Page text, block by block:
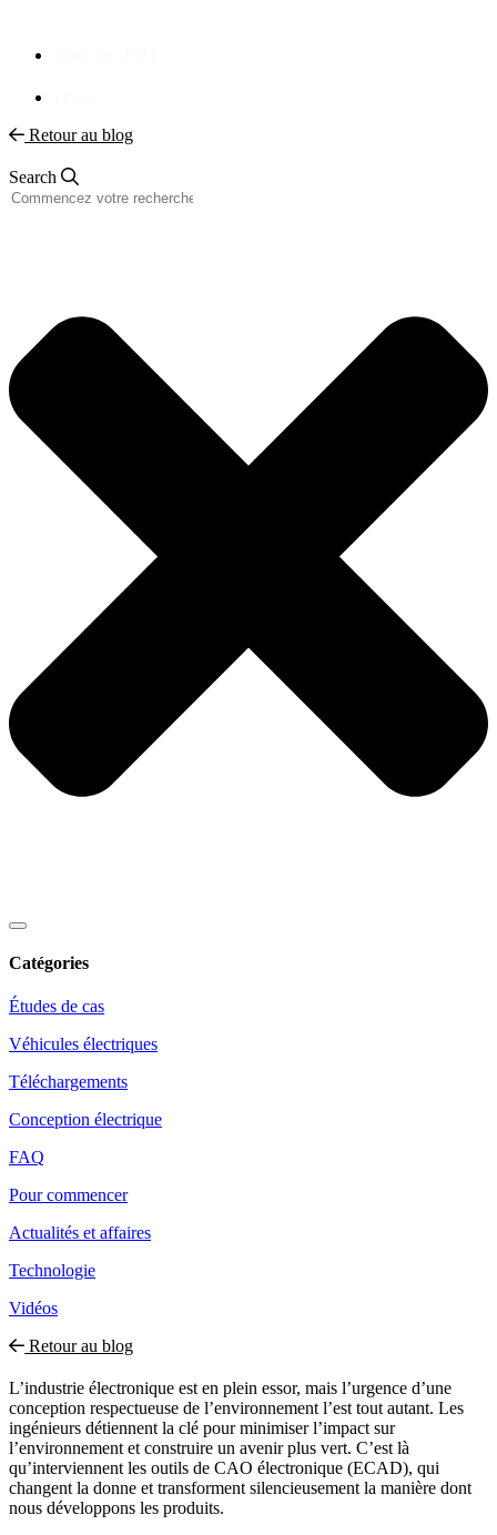
Retour au blog
Search
Catégories
Études de cas
Véhicules électriques
Téléchargements
Conception électrique
FAQ
Pour commencer
Actualités et affaires
Technologie
Vidéos
Retour au blog
L’industrie électronique est en plein essor, mais l’urgence d’une
conception respectueuse de l’environnement l’est tout autant. Les
ingénieurs détiennent la clé pour minimiser l’impact sur
l’environnement et construire un avenir plus vert. C’est là
qu’interviennent les outils de CAO électronique (ECAD), qui
changent la donne et transforment silencieusement la manière dont
nous développons les produits.